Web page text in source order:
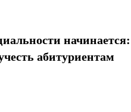
начинается:
абитуриентам